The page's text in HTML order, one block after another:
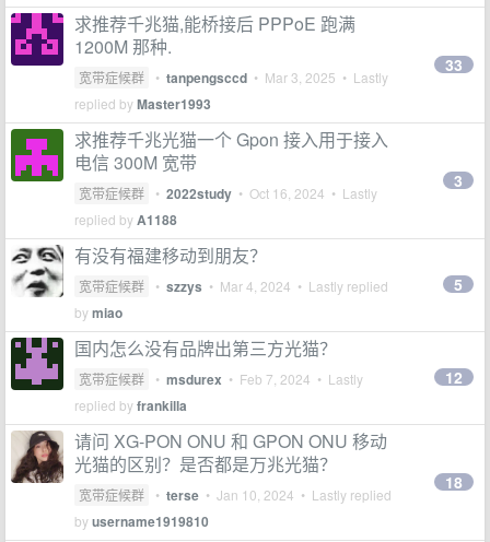
求推荐千兆猫,能桥接后 PPPoE 跑满
1200M 那种.
宽带症候群 • tanpengsccd • Mar 3, 2025 • Lastly
replied byMaster1993
33
求推荐千兆光猫一个 Gpon 接入用于接入
电信 300M 宽带
宽带症候群 • 2022study • Oct 16, 2024 • Lastly
replied byA1188
3
有没有福建移动到朋友？
宽带症候群 • szzys • Mar 4, 2024 • Lastly replied
bymiao
5
国内怎么没有品牌出第三方光猫？
宽带症候群 • msdurex • Feb 7, 2024 • Lastly
replied byfrankilla
12
请问 XG-PON ONU 和 GPON ONU 移动
光猫的区别？是否都是万兆光猫？
宽带症候群 • terse • Jan 10, 2024 • Lastly replied
byusername1919810
18